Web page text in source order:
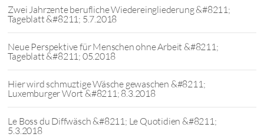
Zwei Jahrzente berufliche Wiedereingliederung &#8211;
Tageblatt &#8211; 5.7.2018
Neue Perspektive für Menschen ohne Arbeit &#8211;
Tageblatt &#8211; 05.2018
Hier wird schmuztige Wäsche gewaschen &#8211;
Luxemburger Wort &#8211; 8.3.2018
Le Boss du Diffwäsch &#8211; Le Quotidien &#8211;
5.3.2018